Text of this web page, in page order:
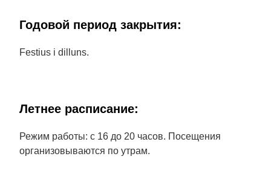
Годовой период закрытия:
Festius i dilluns.
Летнее расписание:
Режим работы: с 16 до 20 часов. Посещения
организовываются по утрам.